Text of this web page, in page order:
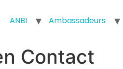
ANBI Ambassadeurs
Contact